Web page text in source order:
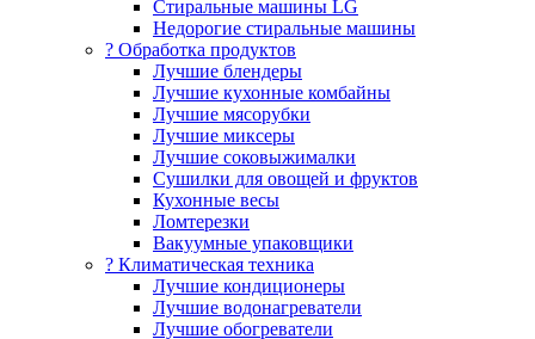
Стиральные машины LG
Недорогие стиральные машины
? Обработка продуктов
Лучшие блендеры
Лучшие кухонные комбайны
Лучшие мясорубки
Лучшие миксеры
Лучшие соковыжималки
Сушилки для овощей и фруктов
Кухонные весы
Ломтерезки
Вакуумные упаковщики
?️ Климатическая техника
Лучшие кондиционеры
Лучшие водонагреватели
Лучшие обогреватели